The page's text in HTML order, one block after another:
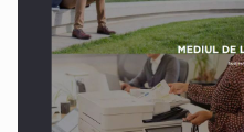
Producatorii si comerciantii
reglementari…